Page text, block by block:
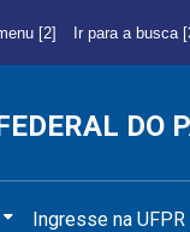
[2] Ir para a busca
DO
Ingresse na UFPR